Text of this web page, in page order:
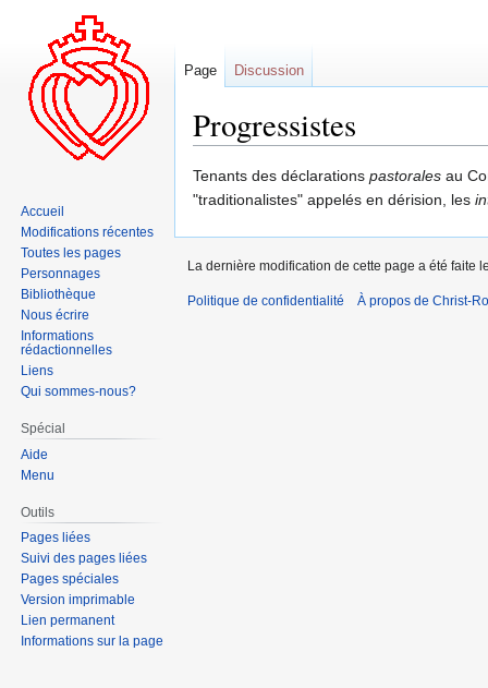
Progressistes
Aller
à
Aller
à
Tenants des déclarations pastorales au
"traditionalistes" appelés en dérision, les
Page Discussion
Accueil
Modifications récentes
Toutes les pages
Personnages
Bibliothèque
Nous écrire
Informations
rédactionnelles
Liens
Qui sommes-nous?
Spécial
Aide
Menu
Outils
Pages liées
Suivi des pages liées
Pages spéciales
Version imprimable
Lien permanent
Informations sur la page
La dernière modification de cette page a été faite
Politique de confidentialité À propos de Christ-